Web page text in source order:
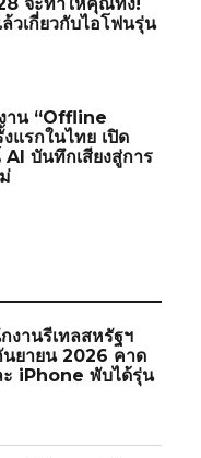
วเกี่ยวกับไอโฟนรุ่น
าน “Offline
แรกในไทย เปิด
บันทึกเสียงสู่การ
งานรีเทลสหรัฐฯ
ยายน 2026 คาด
iPhone พับได้รุ่น